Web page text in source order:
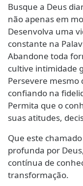
Busque a Deus
não apenas em
Desenvolva uma
constante na
Abandone toda
cultive intimidade
Persevere
confiando na
Permita que o
suas atitudes,
Que este
profunda por
contínua de
transformação.